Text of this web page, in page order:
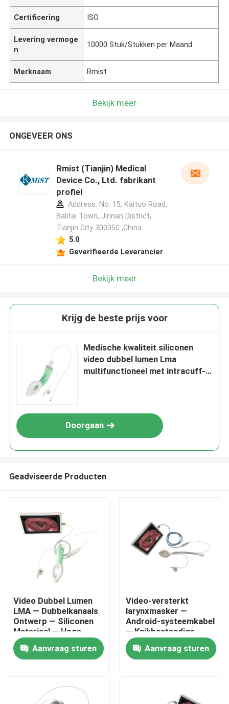
Thuis
VR-show
Certificering ISO
Levering vermoge
n
10000 Stuk/Stukken per Maand
Merknaam Rmist
Bekijk meer
ONGEVEER ONS
Rmist (Tianjin) Medical
Device Co., Ltd. fabrikant
profiel
Address: No. 15, Kaituo Road,
Balitai Town, Jinnan District,
Tianjin City 300350 ,China
5.0
Geverifieerde Leverancier
Bekijk meer
Krijg de beste prijs voor
Medische kwaliteit siliconen
video dubbel lumen Lma
multifunctioneel met intracuff-
Doorgaan
Geadviseerde Producten
Video Dubbel Lumen
LMA — Dubbelkanaals
Ontwerp — Siliconen
Materiaal — Hoge
Afsluiting — ISO
Aanvraag sturen
Video-versterkt
larynxmasker —
Android-systeemkabel
— Knikbestendige
slang-HD-camera-ISO
Aanvraag sturen